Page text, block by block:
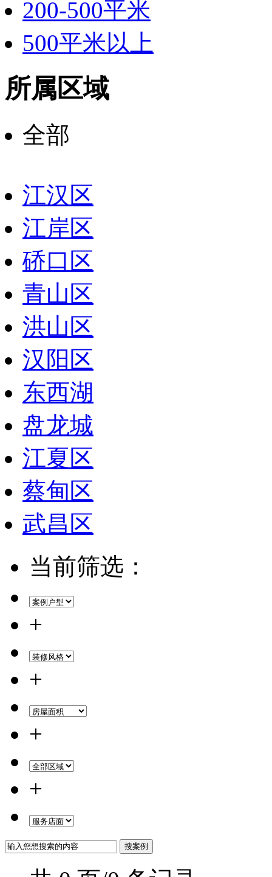
200-500平米
500平米以上
所属区域
全部
江汉区
江岸区
硚口区
青山区
洪山区
汉阳区
东西湖
盘龙城
江夏区
蔡甸区
武昌区
当前筛选：
+
+
+
+